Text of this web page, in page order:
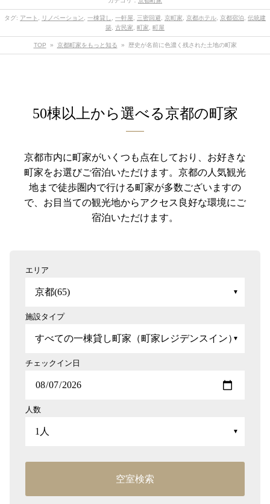
タグ: アート リノベーション 一棟貸し 一軒屋 三密回避 京町家 京都ホテル 京都宿泊
伝統建
築 古民家 町家 町屋
TOP » 京都町家をもっと知る » 歴史が名前に色濃く残された土地の町家
50棟以上から選べる京都の町家
京都市内に町家がいくつも点在しており、お好きな
町家をお選びご宿泊いただけます。 京都の人気観光
地まで徒歩圏内で行ける町家が多数ございますの
で、お目当ての観光地からアクセス良好な環境にご
宿泊いただけます。
エリア
施設タイプ
チェックイン日
人数